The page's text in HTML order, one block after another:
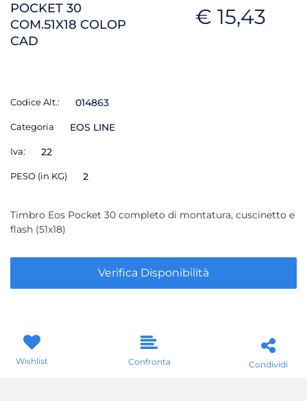
POCKET 30
COM.51X18 COLOP
CAD
€ 15,43
Codice Alt.: 014863
Categoria EOS LINE
Iva: 22
PESO (in KG) 2
Timbro Eos Pocket 30 completo di montatura, cuscinetto e
flash (51x18)
Verifica Disponibilità
Wishlist Confronta Condividi